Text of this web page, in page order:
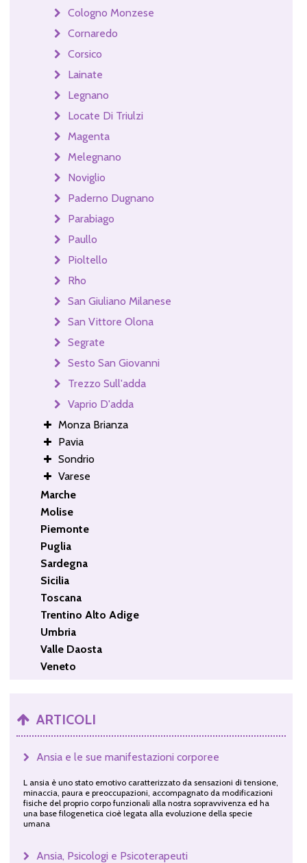
Cologno Monzese
Cornaredo
Corsico
Lainate
Legnano
Locate Di Triulzi
Magenta
Melegnano
Noviglio
Paderno Dugnano
Parabiago
Paullo
Pioltello
Rho
San Giuliano Milanese
San Vittore Olona
Segrate
Sesto San Giovanni
Trezzo Sull'adda
Vaprio D'adda
Monza Brianza
Pavia
Sondrio
Varese
Marche
Molise
Piemonte
Puglia
Sardegna
Sicilia
Toscana
Trentino Alto Adige
Umbria
Valle Daosta
Veneto
ARTICOLI
Ansia e le sue manifestazioni corporee
L ansia è uno stato emotivo caratterizzato da sensazioni di tensione,
minaccia, paura e preoccupazioni, accompagnato da modificazioni
fisiche del proprio corpo funzionali alla nostra sopravvivenza ed ha
una base filogenetica cioè legata alla evoluzione della specie
umana
Ansia, Psicologi e Psicoterapeuti